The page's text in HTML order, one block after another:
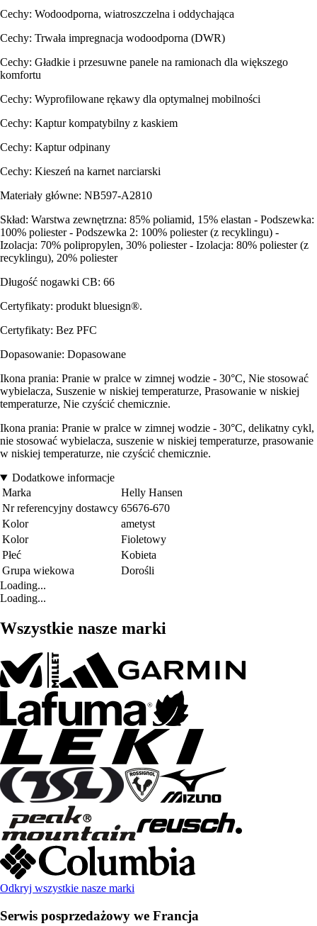
Cechy: Wodoodporna, wiatroszczelna i oddychająca
Cechy: Trwała impregnacja wodoodporna (DWR)
Cechy: Gładkie i przesuwne panele na ramionach dla większego
komfortu
Cechy: Wyprofilowane rękawy dla optymalnej mobilności
Cechy: Kaptur kompatybilny z kaskiem
Cechy: Kaptur odpinany
Cechy: Kieszeń na karnet narciarski
Materiały główne: NB597-A2810
Skład: Warstwa zewnętrzna: 85% poliamid, 15% elastan - Podszewka:
100% poliester - Podszewka 2: 100% poliester (z recyklingu) -
Izolacja: 70% polipropylen, 30% poliester - Izolacja: 80% poliester (z
recyklingu), 20% poliester
Długość nogawki CB: 66
Certyfikaty: produkt bluesign®.
Certyfikaty: Bez PFC
Dopasowanie: Dopasowane
Ikona prania: Pranie w pralce w zimnej wodzie - 30°C, Nie stosować
wybielacza, Suszenie w niskiej temperaturze, Prasowanie w niskiej
temperaturze, Nie czyścić chemicznie.
Ikona prania: Pranie w pralce w zimnej wodzie - 30°C, delikatny cykl,
nie stosować wybielacza, suszenie w niskiej temperaturze, prasowanie
w niskiej temperaturze, nie czyścić chemicznie.
Dodatkowe informacje
Marka
Helly Hansen
Nr referencyjny dostawcy 65676-670
Kolor
ametyst
Kolor
Fioletowy
Płeć
Kobieta
Grupa wiekowa
Dorośli
Loading...
Loading...
Wszystkie nasze marki
Odkryj wszystkie nasze marki
Serwis posprzedażowy we Francja